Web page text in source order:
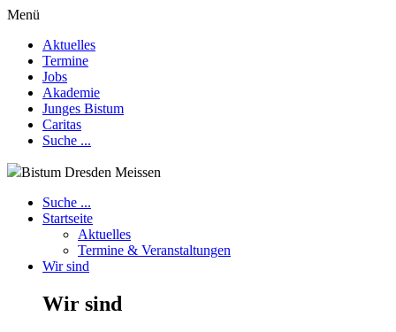
Menü
Aktuelles
Termine
Jobs
Akademie
Junges Bistum
Caritas
Suche ...
Bistum Dresden Meissen
Suche ...
Startseite
Aktuelles
Termine & Veranstaltungen
Wir sind
Wir sind